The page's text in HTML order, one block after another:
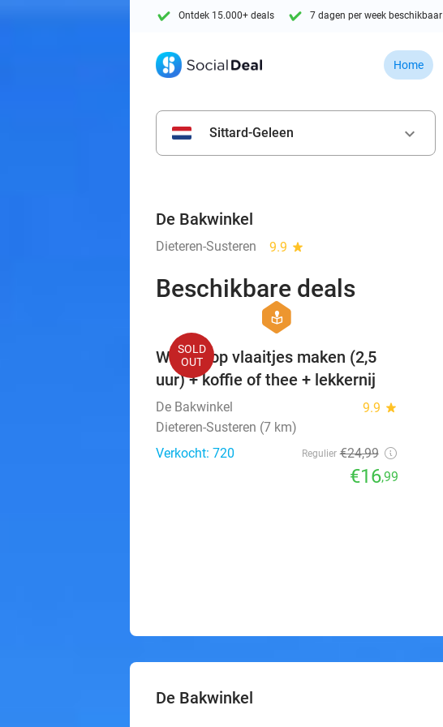
Ontdek 15.000+ deals 7 dagen per week beschikbaar
Home
Sittard-Geleen keyboard_arrow_down
De Bakwinkel
Dieteren-Susteren 9.9 star
Beschikbare deals
SOLD
OUT
hexagon
course
Workshop vlaaitjes maken (2,5
uur) + koffie of thee + lekkernij
De Bakwinkel 9.9 star
Dieteren-Susteren (7 km)
Verkocht: 720
Regulier €24,99
€16,99
De Bakwinkel